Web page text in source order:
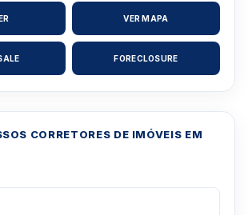
VER MAPA
FORECLOSURE
CORRETORES DE IMÓVEIS EM